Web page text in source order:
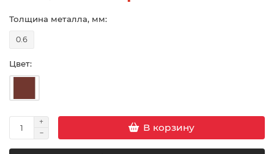
Толщина металла, мм:
0.6
Цвет:
В корзину